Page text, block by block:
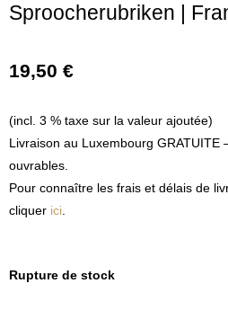
Sproocherubriken |
19,50 €
(incl. 3 % taxe sur la valeur ajoutée)
Livraison au Luxembourg
ouvrables.
Pour connaître les frais et délais de
cliquer ici
Rupture de stock